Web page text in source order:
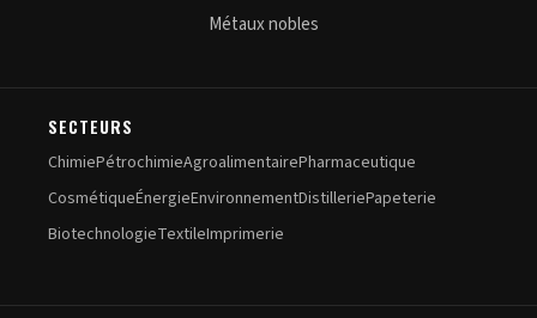
Métaux nobles
SECTEURS
ChimiePétrochimieAgroalimentairePharmaceutique
CosmétiqueÉnergieEnvironnementDistilleriePapeterie
BiotechnologieTextileImprimerie